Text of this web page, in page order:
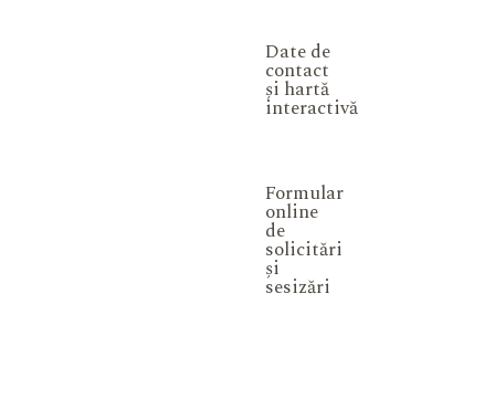
Date de
contact
și hartă
interactivă
Formular
online
de
solicitări
și
sesizări